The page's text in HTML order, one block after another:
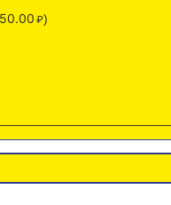
50.00
)